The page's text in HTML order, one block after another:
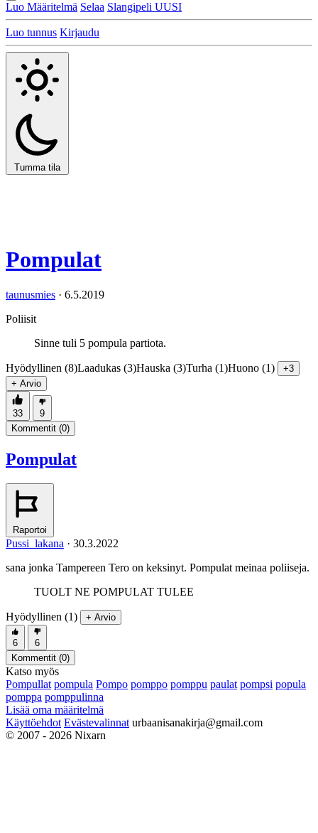
Luo Määritelmä Selaa Slangipeli UUSI
Luo tunnus Kirjaudu
Tumma tila
Pompulat
taunusmies · 6.5.2019
Poliisit
Sinne tuli 5 pompula partiota.
Hyödyllinen (8)Laadukas (3)Hauska (3)Turha (1)Huono (1)
+3
+ Arvio
33
9
Kommentit (0)
Pompulat
Raportoi
Pussi_lakana · 30.3.2022
sana jonka Tampereen Tero on keksinyt. Pompulat meinaa poliiseja.
TUOLT NE POMPULAT TULEE
Hyödyllinen (1) + Arvio
6
6
Kommentit (0)
Katso myös
Pompullat pompula Pompo pomppo pomppu paulat pompsi popula
pomppa pomppulinna
Lisää oma määritelmä
Käyttöehdot Evästevalinnat urbaanisanakirja@gmail.com
© 2007 - 2026 Nixarn